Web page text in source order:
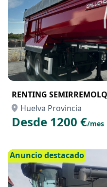
RENTING
Huelva Provincia
Desde 1200 €/mes
Anuncio destacado